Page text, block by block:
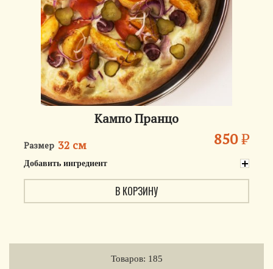
Кампо Пранцо
Размер 32 см 850₽
Добавить ингредиент
В КОРЗИНУ
Товаров: 185